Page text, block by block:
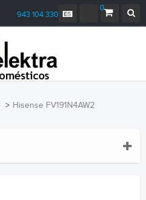
0
943 104 330
> Hisense FV191N4AW2